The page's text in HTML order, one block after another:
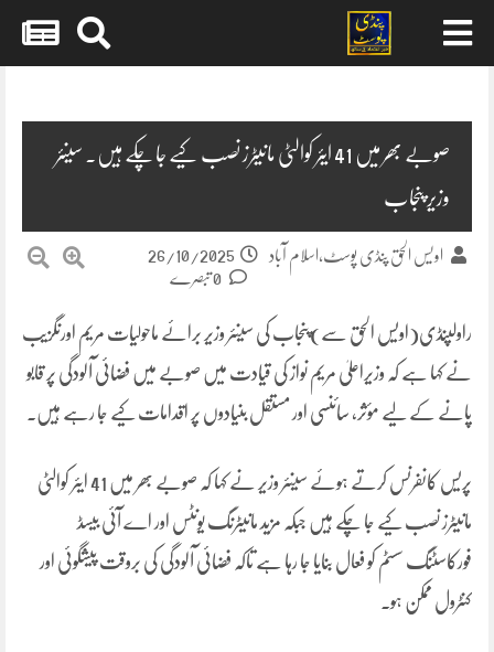
صوبے بھر میں 41 ایئر کوالٹی مانیٹرز نصب کیے جا چکے ہیں۔ سینئر
وزیر پنجاب
اویس الحق پنڈی پوسٹ،اسلام آباد
26/10/2025
راولپنڈی(اویس الحق سے)پنجاب کی سینئر وزیر برائے ماحولیات مریم اورنگزیب
نے کہا ہے کہ وزیراعلیٰ مریم نواز کی قیادت میں صوبے میں فضائی آلودگی پر قابو
پانے کے لیے مؤثر، سائنسی اور مستقل بنیادوں پر اقدامات کیے جا رہے ہیں۔
پریس کانفرنس کرتے ہوئے سینئر وزیر نے کہا کہ صوبے بھر میں 41 ایئر کوالٹی
مانیٹرز نصب کیے جا چکے ہیں جبکہ مزید مانیٹرنگ یونٹس اور اے آئی بیسڈ
فورکاسٹنگ سسٹم کو فعال بنایا جا رہا ہے تاکہ فضائی آلودگی کی بروقت پیشگوئی اور
کنٹرول ممکن ہو۔